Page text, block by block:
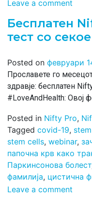
Leave a comment
Бесплатен
тест со
Posted on февруари
Прославете го
здравје: бесплатен
#LoveAndHealth: Овој
Posted in Nifty Pro,
Tagged covid-19,
stem cells, webinar,
папочна крв како
Паркинсонова болест
фамилија, цистична
Leave a comment